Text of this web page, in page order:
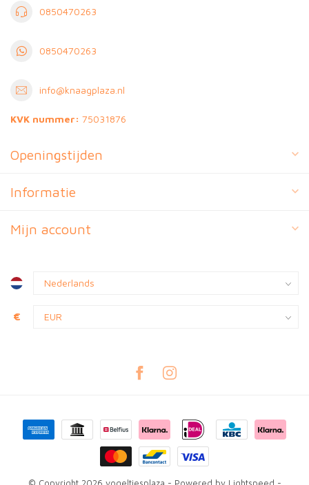
0850470263
0850470263
info@knaagplaza.nl
KVK nummer: 75031876
Openingstijden
Informatie
Mijn account
€